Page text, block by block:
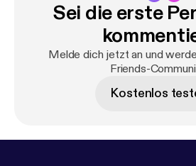
Sei die erste
Melde dich jetzt an und
Friends-
Kostenlos